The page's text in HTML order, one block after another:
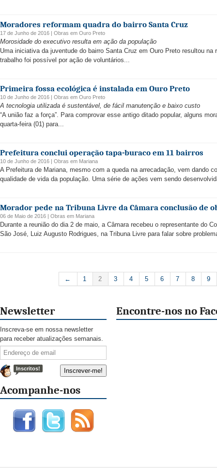
Moradores reformam quadra do bairro Santa Cruz
17 de Junho de 2016 | Obras em Ouro Preto
Morosidade do executivo resulta em ação da população
Uma iniciativa da juventude do bairro Santa Cruz em Ouro Preto resultou
trabalho foi possível por ação de voluntários...
Primeira fossa ecológica é instalada em Ouro Preto
10 de Junho de 2016 | Obras em Ouro Preto
A tecnologia utilizada é sustentável, de fácil manutenção e baixo custo
“A união faz a força”. Para comprovar esse antigo ditado popular, alguns
quarta-feira (01) para...
Prefeitura conclui operação tapa-buraco em 11 bairros
10 de Junho de 2016 | Obras em Mariana
A Prefeitura de Mariana, mesmo com a queda na arrecadação, vem dando
qualidade de vida da população. Uma série de ações vem sendo
Morador pede na Tribuna Livre da Câmara conclusão de
06 de Maio de 2016 | Obras em Mariana
Durante a reunião do dia 2 de maio, a Câmara recebeu o representante do
São José, Luiz Augusto Rodrigues, na Tribuna Livre para falar sobre
← 1 2 3 4 5 6 7 8 9
Newsletter
Inscreva-se em nossa newsletter
para receber atualizações semanais.
Inscritos!
Acompanhe-nos
Encontre-nos no